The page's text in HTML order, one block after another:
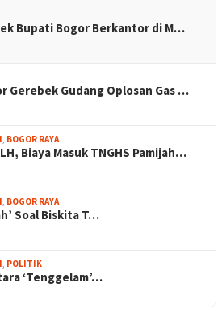
Bupati Bogor Berkantor di M…
Gerebek Gudang Oplosan Gas …
BOGOR RAYA
Biaya Masuk TNGHS Pamijah…
BOGOR RAYA
Soal Biskita T…
POLITIK
‘Tenggelam’…